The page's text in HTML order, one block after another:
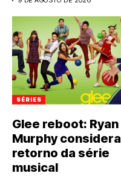
SÉRIES
Glee reboot: Ryan
Murphy considera
retorno da série
musical